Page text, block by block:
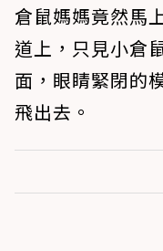
倉鼠媽媽竟然馬
道上，只見小倉
面，眼睛緊閉的
飛出去。